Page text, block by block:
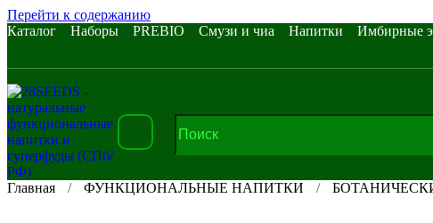
Перейти к содержанию
Каталог
Наборы PREBIO Смузи и чиа Напитки Имбирные
Главная ФУНКЦИОНАЛЬНЫЕ НАПИТКИ